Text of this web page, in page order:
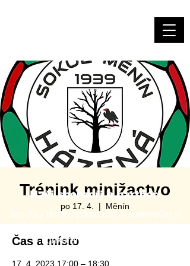
Trénink minižactvo
po 17. 4.
  |
Měnín
Čas a místo
17. 4. 2023 17:00 – 18:30
Naši sponzoři a partneři
Jen díky těmto sponzorům a partnerům si
můžeme dovolit provozovat úspěšný a
konkurenceschopný klub.